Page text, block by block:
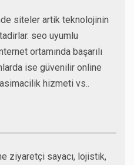
siteler artik teknolojinin
seo uyumlu
ortamında başarılı
ise güvenilir online
hizmeti vs..
ziyaretçi sayacı, lojistik,